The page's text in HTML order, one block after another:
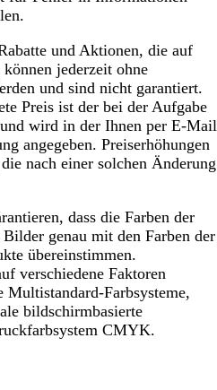
und Aktionen, die auf
jederzeit ohne
und sind nicht garantiert.
Preis ist der bei der Aufgabe
wird in der Ihnen per E-Mail
angegeben. Preiserhöhungen
nach einer solchen Änderung
dass die Farben der
genau mit den Farben der
übereinstimmen.
verschiedene Faktoren
Farbsysteme,
bildschirmbasierte
CMYK.